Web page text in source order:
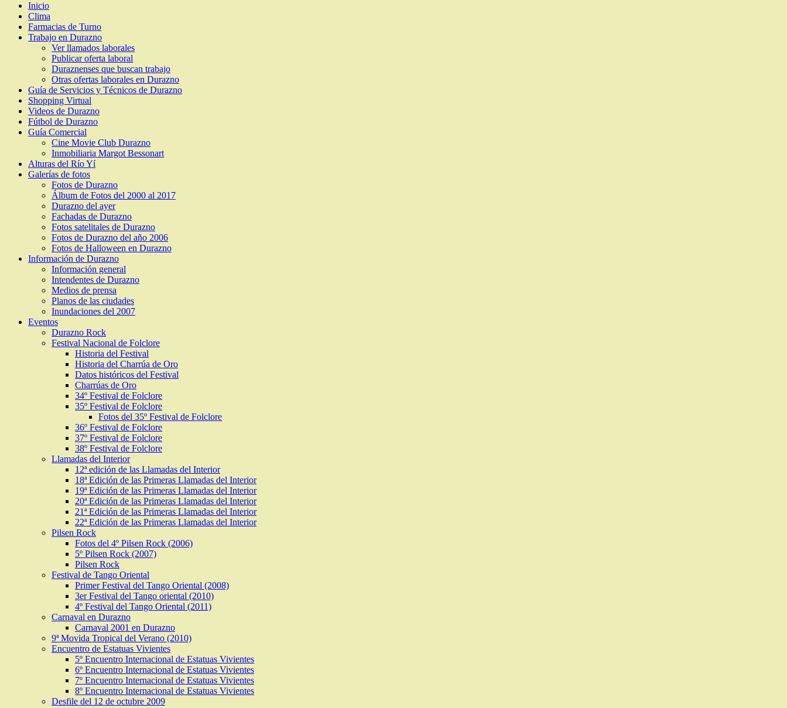
Inicio
Clima
Farmacias de Turno
Trabajo en Durazno
Ver llamados laborales
Publicar oferta laboral
Duraznenses que buscan trabajo
Otras ofertas laborales en Durazno
Guía de Servicios y Técnicos de Durazno
Shopping Virtual
Videos de Durazno
Fútbol de Durazno
Guía Comercial
Cine Movie Club Durazno
Inmobiliaria Margot Bessonart
Alturas del Río Yí
Galerías de fotos
Fotos de Durazno
Álbum de Fotos del 2000 al 2017
Durazno del ayer
Fachadas de Durazno
Fotos satelitales de Durazno
Fotos de Durazno del año 2006
Fotos de Halloween en Durazno
Información de Durazno
Información general
Intendentes de Durazno
Medios de prensa
Planos de las ciudades
Inundaciones del 2007
Eventos
Durazno Rock
Festival Nacional de Folclore
Historia del Festival
Historia del Charrúa de Oro
Datos históricos del Festival
Charrúas de Oro
34º Festival de Folclore
35º Festival de Folclore
Fotos del 35º Festival de Folclore
36º Festival de Folclore
37º Festival de Folclore
38º Festival de Folclore
Llamadas del Interior
12ª edición de las Llamadas del Interior
18ª Edición de las Primeras Llamadas del Interior
19ª Edición de las Primeras Llamadas del Interior
20ª Edición de las Primeras Llamadas del Interior
21ª Edición de las Primeras Llamadas del Interior
22ª Edición de las Primeras Llamadas del Interior
Pilsen Rock
Fotos del 4º Pilsen Rock (2006)
5º Pilsen Rock (2007)
Pilsen Rock
Festival de Tango Oriental
Primer Festival del Tango Oriental (2008)
3er Festival del Tango oriental (2010)
4º Festival del Tango Oriental (2011)
Carnaval en Durazno
Carnaval 2001 en Durazno
9ª Movida Tropical del Verano (2010)
Encuentro de Estatuas Vivientes
5º Encuentro Internacional de Estatuas Vivientes
6º Encuentro Internacional de Estatuas Vivientes
7º Encuentro Internacional de Estatuas Vivientes
8º Encuentro Internacional de Estatuas Vivientes
Desfile del 12 de octubre 2009